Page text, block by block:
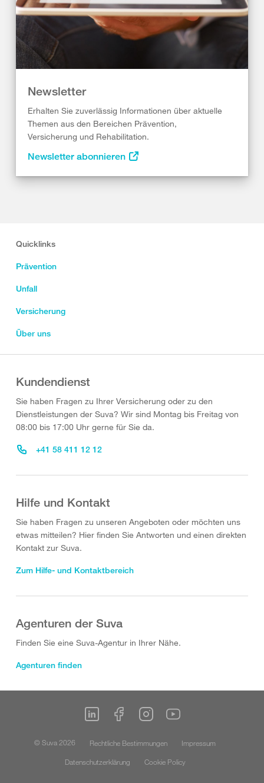
Newsletter
Erhalten Sie zuverlässig Informationen über aktuelle
Themen aus den Bereichen Prävention,
Versicherung und Rehabilitation.
Newsletter abonnieren
Quicklinks
Prävention
Unfall
Versicherung
Über uns
Kundendienst
Sie haben Fragen zu Ihrer Versicherung oder zu den
Dienstleistungen der Suva? Wir sind Montag bis Freitag von
08:00 bis 17:00 Uhr gerne für Sie da.
+41 58 411 12 12
Hilfe und Kontakt
Sie haben Fragen zu unseren Angeboten oder möchten uns
etwas mitteilen? Hier finden Sie Antworten und einen direkten
Kontakt zur Suva.
Zum Hilfe- und Kontaktbereich
Agenturen der Suva
Finden Sie eine Suva-Agentur in Ihrer Nähe.
Agenturen finden
© Suva 2026 Rechtliche Bestimmungen
Impressum
Datenschutzerklärung
Cookie Policy